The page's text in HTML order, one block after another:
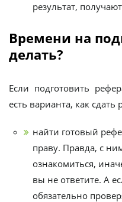
результат,
Времени на
делать?
Если подготовить
есть варианта, как сдать
найти готовый
праву. Правда, с
ознакомиться,
вы не ответите. А
обязательно